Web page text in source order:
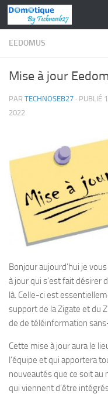
Skip to content
EEDOMUS
Mise à jour
PAR TECHNOSEB27 · PUBLIÉ
2022
Bonjour aujourd’hui je
à jour qui s’est fait désirer
là. Celle-ci est
support de la Zigate et du
de de téléinformation
Cette mise à jour aura le
l’équipe et qui apportera
nouveautés que ce soit au
qui viennent d’être